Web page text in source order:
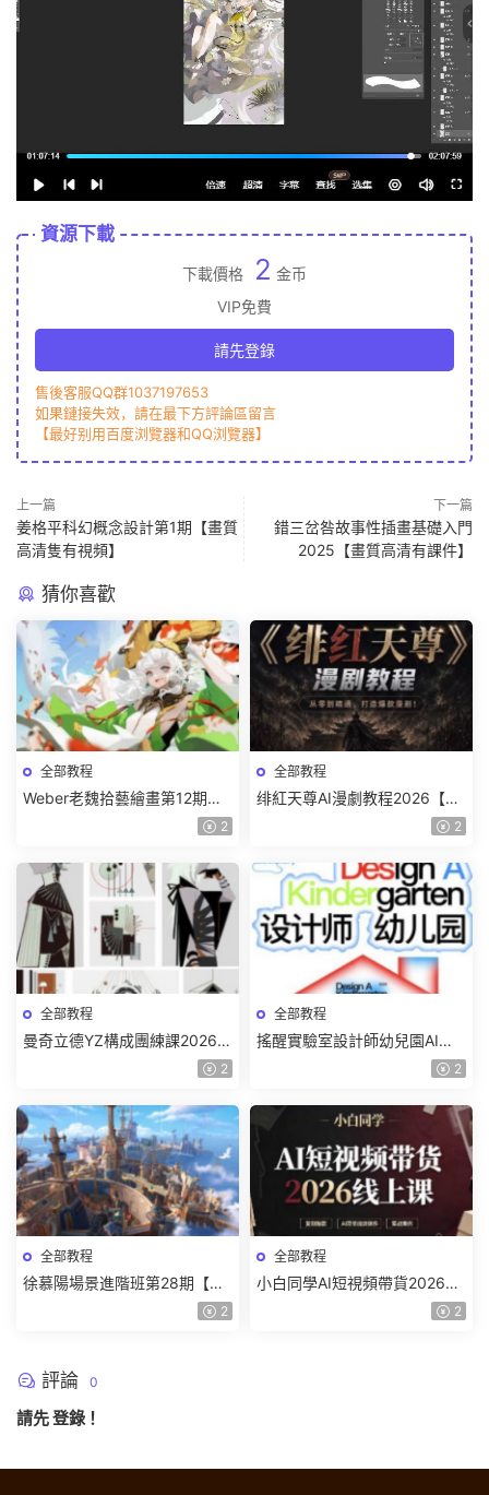
資源下載
下載價格 2 金币
VIP免費
請先登錄
售後客服QQ群1037197653
如果鏈接失效，請在最下方評論區留言
【最好别用百度浏覽器和QQ浏覽器】
上一篇
姜格平科幻概念設計第1期【畫質
高清隻有視頻】
下一篇
錯三岔咎故事性插畫基礎入門
2025【畫質高清有課件】
猜你喜歡
全部教程
Weber老魏拾藝繪畫第12期角
色特訓班【畫質不錯隻有視
2
全部教程
绯紅天尊AI漫劇教程2026【畫
2
全部教程
曼奇立德YZ構成團練課2026年
8月已結課【畫質高清有課件】
2
全部教程
搖醒實驗室設計師幼兒園AI軟
件基礎課2025【畫質不錯有素
2
全部教程
徐慕陽場景進階班第28期【畫
2
全部教程
小白同學AI短視頻帶貨2026線
2
評論 0
請先登錄 ！